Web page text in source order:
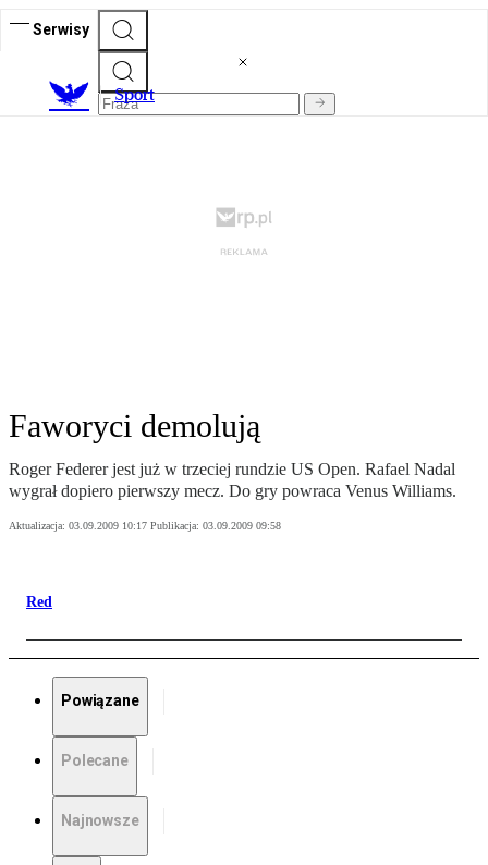
Serwisy
Sport
Faworyci demolują
Roger Federer jest już w trzeciej rundzie US Open. Rafael Nadal
wygrał dopiero pierwszy mecz. Do gry powraca Venus Williams.
Aktualizacja: 03.09.2009 10:17 Publikacja: 03.09.2009 09:58
Red
Powiązane
Polecane
Najnowsze